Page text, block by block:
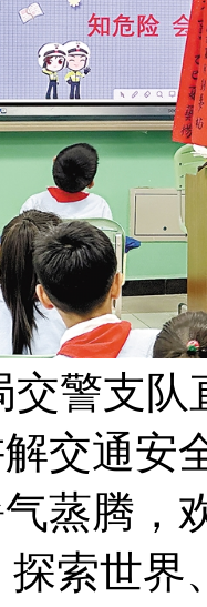
交警支
交通安
蒸腾，
索世界